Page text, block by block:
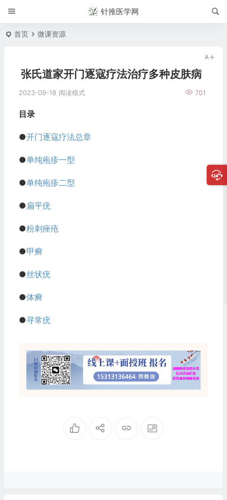
针推医学网
首页 微课资源
张氏道家开门逐寇疗法治疗多种皮肤病
2023-09-18 701
阅读模式
目录
●开门逐寇疗法总章
●单纯疱疹一型
●单纯疱疹二型
●扁平疣
●粉刺痤疮
●甲癣
●丝状疣
●体癣
●寻常疣